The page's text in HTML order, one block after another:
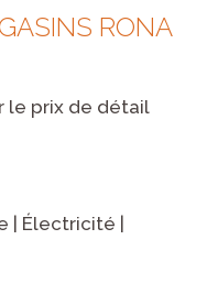
RONA
le prix de détail
| Électricité |